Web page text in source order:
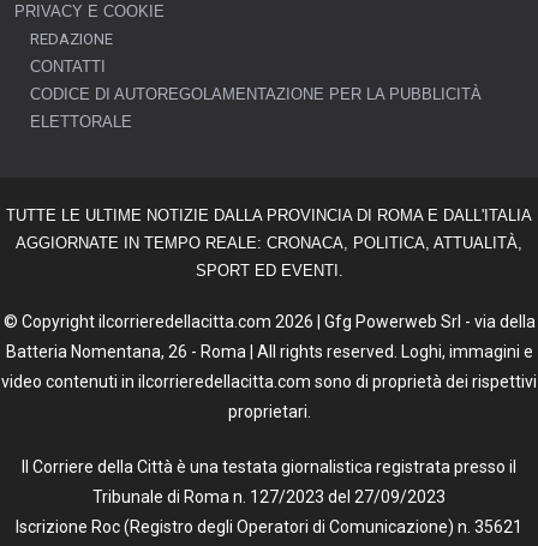
PRIVACY E COOKIE
REDAZIONE
CONTATTI
CODICE DI AUTOREGOLAMENTAZIONE PER LA PUBBLICITÀ
ELETTORALE
TUTTE LE ULTIME NOTIZIE DALLA PROVINCIA DI ROMA E DALL'ITALIA
AGGIORNATE IN TEMPO REALE: CRONACA, POLITICA, ATTUALITÀ,
SPORT ED EVENTI.
© Copyright ilcorrieredellacitta.com 2026 | Gfg Powerweb Srl - via della
Batteria Nomentana, 26 - Roma | All rights reserved. Loghi, immagini e
video contenuti in ilcorrieredellacitta.com sono di proprietà dei rispettivi
proprietari.
Il Corriere della Città è una testata giornalistica registrata presso il
Tribunale di Roma n. 127/2023 del 27/09/2023
Iscrizione Roc (Registro degli Operatori di Comunicazione) n. 35621